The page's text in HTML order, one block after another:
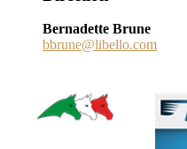
Bernadette Brune
bbrune@libello.com